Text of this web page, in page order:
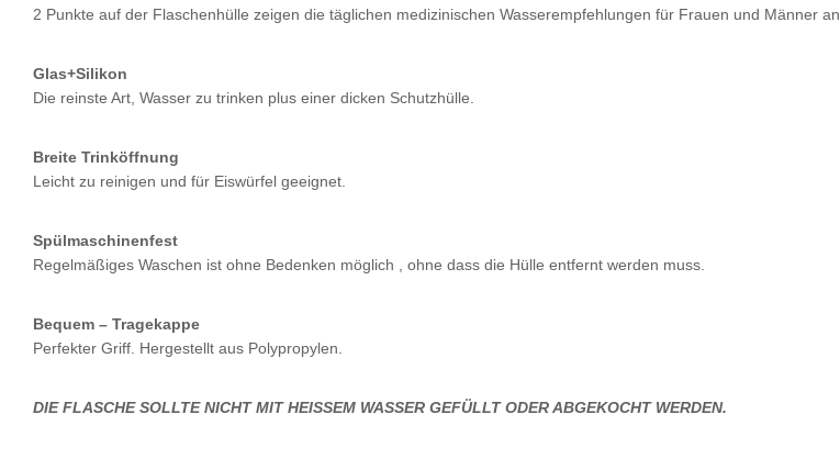
2 Punkte auf der Flaschenhülle zeigen die täglichen medizinischen Wasserempfehlungen für Frauen und Männer an.
Glas+Silikon
Die reinste Art, Wasser zu trinken plus einer dicken Schutzhülle.
Breite Trinköffnung
Leicht zu reinigen und für Eiswürfel geeignet.
Spülmaschinenfest
Regelmäßiges Waschen ist ohne Bedenken möglich , ohne dass die Hülle entfernt werden muss.
Bequem – Tragekappe
Perfekter Griff. Hergestellt aus Polypropylen.
DIE FLASCHE SOLLTE NICHT MIT HEISSEM WASSER GEFÜLLT ODER ABGEKOCHT WERDEN.